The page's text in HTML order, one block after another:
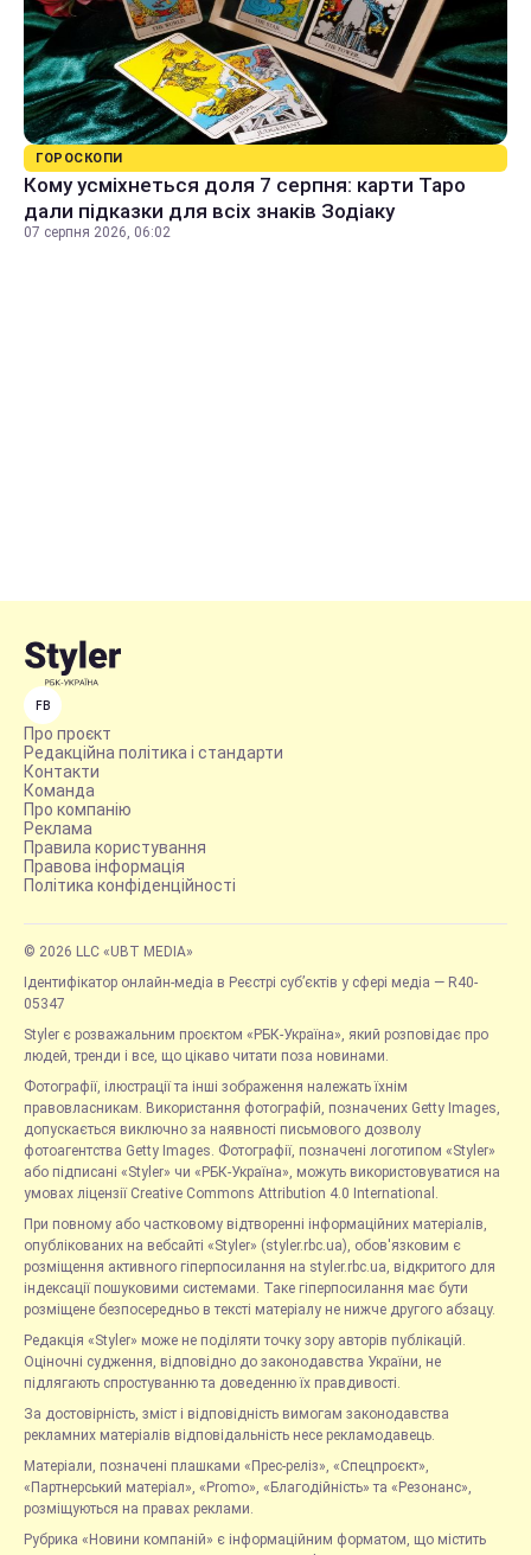
ГОРОСКОПИ
Кому усміхнеться доля 7 серпня: карти Таро
дали підказки для всіх знаків Зодіаку
07 серпня 2026, 06:02
FB
Про проєкт
Редакційна політика і стандарти
Контакти
Команда
Про компанію
Реклама
Правила користування
Правова інформація
Політика конфіденційності
© 2026 LLC «UBT MEDIA»
Ідентифікатор онлайн-медіа в Реєстрі суб’єктів у сфері медіа — R40-
05347
Styler є розважальним проєктом «РБК-Україна», який розповідає про
людей, тренди і все, що цікаво читати поза новинами.
Фотографії, ілюстрації та інші зображення належать їхнім
правовласникам. Використання фотографій, позначених Getty Images,
допускається виключно за наявності письмового дозволу
фотоагентства Getty Images. Фотографії, позначені логотипом «Styler»
або підписані «Styler» чи «РБК-Україна», можуть використовуватися на
умовах ліцензії Creative Commons Attribution 4.0 International.
При повному або частковому відтворенні інформаційних матеріалів,
опублікованих на вебсайті «Styler» (styler.rbc.ua), обов'язковим є
розміщення активного гіперпосилання на styler.rbc.ua, відкритого для
індексації пошуковими системами. Таке гіперпосилання має бути
розміщене безпосередньо в тексті матеріалу не нижче другого абзацу.
Редакція «Styler» може не поділяти точку зору авторів публікацій.
Оціночні судження, відповідно до законодавства України, не
підлягають спростуванню та доведенню їх правдивості.
За достовірність, зміст і відповідність вимогам законодавства
рекламних матеріалів відповідальність несе рекламодавець.
Матеріали, позначені плашками «Прес-реліз», «Спецпроєкт»,
«Партнерський матеріал», «Promo», «Благодійність» та «Резонанс»,
розміщуються на правах реклами.
Рубрика «Новини компаній» є інформаційним форматом, що містить